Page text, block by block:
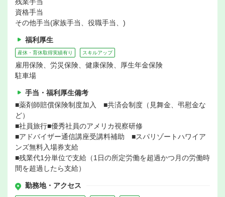
残業手当
資格手当
その他手当(家族手当、役職手当、)
福利厚生
産休・育休取得実績有り スキルアップ
雇用保険、労災保険、健康保険、厚生年金保険
駐車場
手当・福利厚生備考
■薬剤師賠償保険制度加入 ■共済会制度（見舞金、弔慰金な
ど）
■社員旅行■優秀社員のアメリカ視察研修
■アドバイザー通信講座受講料補助 ■スパリゾートハワイア
ンズ無料入場券支給
■残業代1分単位で支給（1日の所定労働を超過かつ月の労働時
間を超過したら支給）
勤務地・アクセス